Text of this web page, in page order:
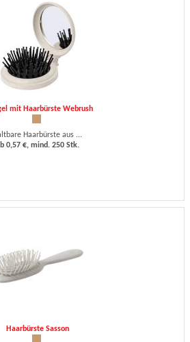
mit Haarbürste Webrush
Haarbürste aus ...
0,57 €, mind. 250 Stk.
Haarbürste Sasson